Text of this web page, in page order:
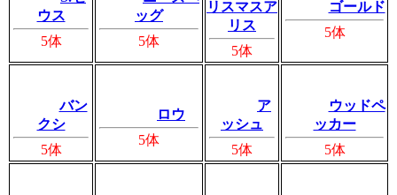
ウス
5体
ッグ
5体
リスマスア
リス
5体
ゴールド
5体
バン
クシ
5体
ロウ
5体
ア
ッシュ
5体
ウッドペ
ッカー
5体